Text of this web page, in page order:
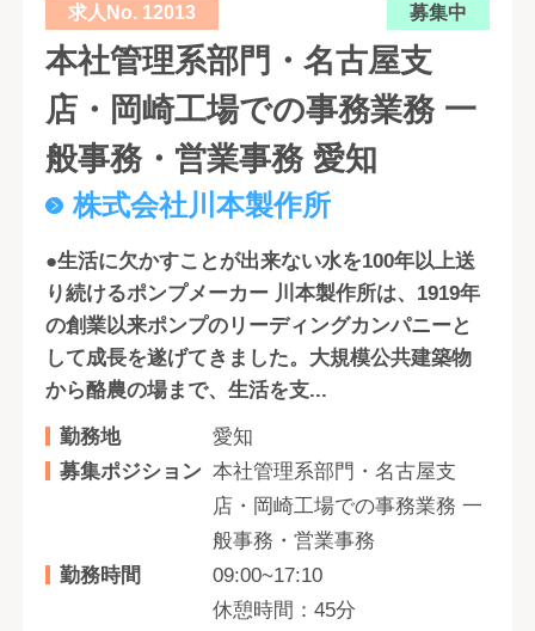
求人No. 12013 募集中
本社管理系部門・名古屋支
店・岡崎工場での事務業務 一
般事務・営業事務 愛知
株式会社川本製作所
●生活に欠かすことが出来ない水を100年以上送
り続けるポンプメーカー 川本製作所は、1919年
の創業以来ポンプのリーディングカンパニーと
して成長を遂げてきました。大規模公共建築物
から酪農の場まで、生活を支...
勤務地
愛知
募集ポジション 本社管理系部門・名古屋支
店・岡崎工場での事務業務 一
般事務・営業事務
勤務時間
09:00~17:10
休憩時間：45分